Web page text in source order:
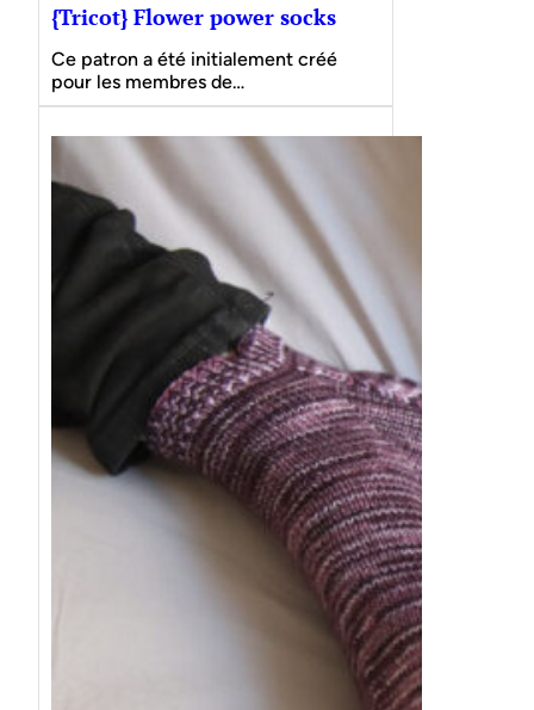
{Tricot} Flower power socks
Ce patron a été initialement créé
pour les membres de…